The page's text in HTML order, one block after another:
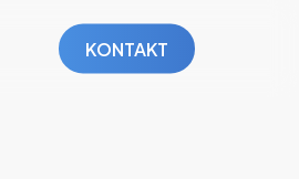
KONTAKT